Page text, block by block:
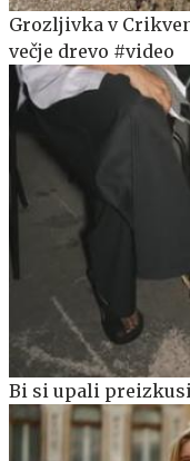
Grozljivka v
večje drevo #video
Bi si upali